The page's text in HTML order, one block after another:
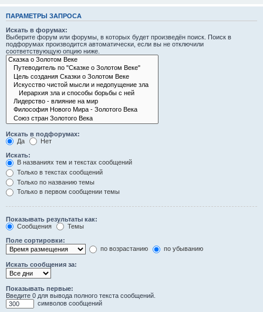
ПАРАМЕТРЫ ЗАПРОСА
Искать в форумах:
Выберите форум или форумы, в которых будет произведён поиск. Поиск в
подфорумах производится автоматически, если вы не отключили
соответствующую опцию ниже.
Искать в подфорумах:
Да
Нет
Искать:
В названиях тем и текстах сообщений
Только в текстах сообщений
Только по названию темы
Только в первом сообщении темы
Показывать результаты как:
Сообщения
Темы
Поле сортировки:
по возрастанию
по убыванию
Искать сообщения за:
Показывать первые:
Введите 0 для вывода полного текста сообщений.
символов сообщений